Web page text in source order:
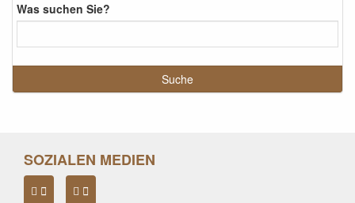
Was suchen Sie?
SOZIALEN MEDIEN